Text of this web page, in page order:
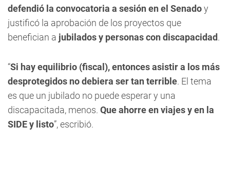
defendió la convocatoria a sesión en el Senadoy
justificó la aprobación de los proyectos que
benefician a jubilados y personas con discapacidad.
“Si hay equilibrio (fiscal), entonces asistir a los más
desprotegidos no debiera ser tan terrible. El tema
es que un jubilado no puede esperar y una
discapacitada, menos. Que ahorre en viajes y en la
SIDE y listo”, escribió.